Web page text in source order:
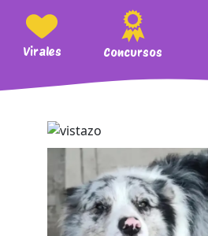
Virales Concursos